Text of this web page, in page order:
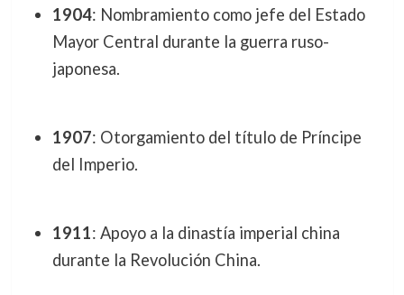
1904: Nombramiento como jefe del Estado
Mayor Central durante la guerra ruso-
japonesa.
1907: Otorgamiento del título de Príncipe
del Imperio.
1911: Apoyo a la dinastía imperial china
durante la Revolución China.